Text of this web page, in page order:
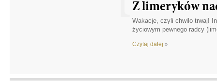
Z limeryków
Wakacje, czyli chwilo trwaj!
życiowym pewnego radcy
Czytaj dalej »